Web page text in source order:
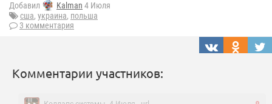
Добавил Kalman 4 Июля
сша, украина, польша
3 комментария
Комментарии участников: